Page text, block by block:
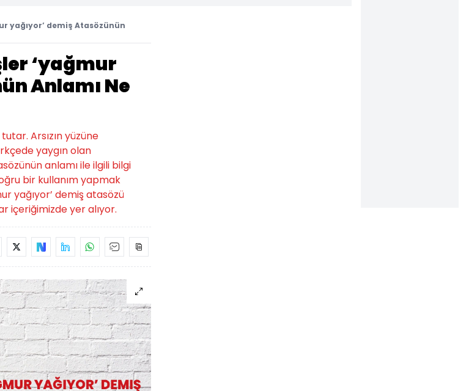
yağıyor’ demiş Atasözünün
‘yağmur
Anlamı Ne
Arsızın yüzüne
yaygın olan
anlamı ile ilgili bilgi
bir kullanım yapmak
yağıyor’ demiş atasözü
içeriğimizde yer alıyor.